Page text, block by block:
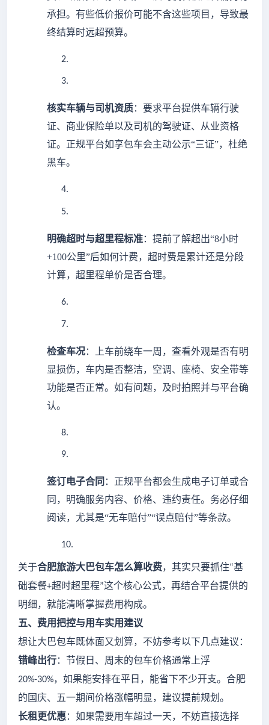
承担。有些低价报价可能不含这些项目，导致最
终结算时远超预算。
2.
3.
核实车辆与司机资质：要求平台提供车辆行驶
证、商业保险单以及司机的驾驶证、从业资格
证。正规平台如享包车会主动公示“三证”，杜绝
黑车。
4.
5.
明确超时与超里程标准：提前了解超出“8小时
+100公里”后如何计费，超时费是累计还是分段
计算，超里程单价是否合理。
6.
7.
检查车况：上车前绕车一周，查看外观是否有明
显损伤，车内是否整洁，空调、座椅、安全带等
功能是否正常。如有问题，及时拍照并与平台确
认。
8.
9.
签订电子合同 ：正规平台都会生成电子订单或合
同，明确服务内容、价格、违约责任。务必仔细
阅读，尤其是“无车赔付”“误点赔付”等条款。
10.
关于合肥旅游大巴包车怎么算收费，其实只要抓住“基
础套餐+超时超里程”这个核心公式，再结合平台提供的
明细，就能清晰掌握费用构成。
五、费用把控与用车实用建议
想让大巴包车既体面又划算，不妨参考以下几点建议：
错峰出行：节假日、周末的包车价格通常上浮
20%-30%，如果能安排在平日，能省下不少开支。合肥
的国庆、五一期间价格涨幅明显，建议提前规划。
长租更优惠：如果需要用车超过一天，不妨直接选择